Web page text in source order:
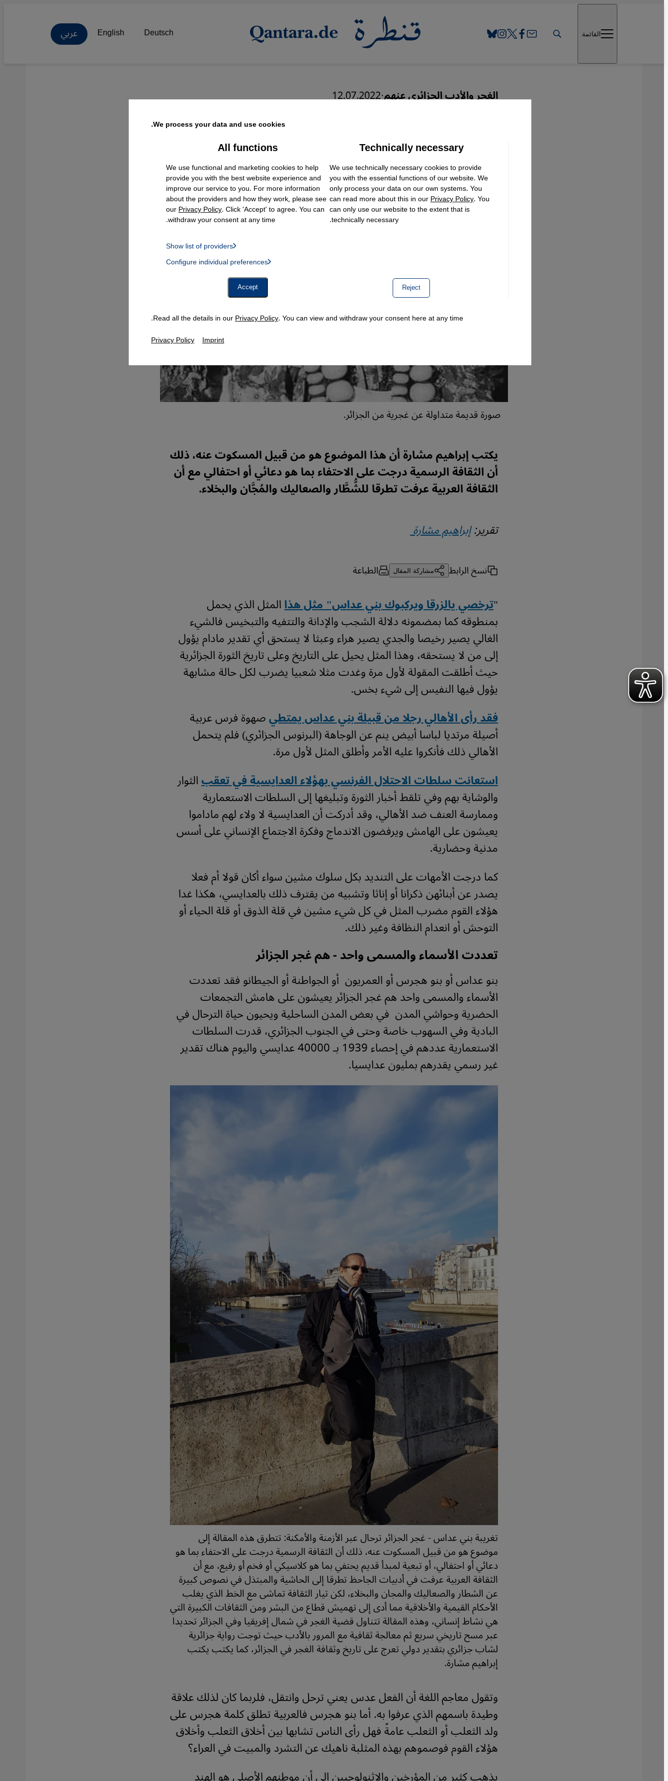
Direkt zum Inhalt springen
Deutsch
English عربي القائمة
الغجر والأدب الجزائري عنهم·
12.07.2022
ما قد لا نعرفه عن غجر الجزائر
عربي
صورة قديمة متداولة عن غجرية من الجزائر.
يكتب إبراهيم مشارة أن هذا الموضوع هو من قبيل المسكوت عنه، ذلك
أن الثقافة الرسمية درجت على الاحتفاء بما هو دعائي أو احتفالي مع أن
الثقافة العربية عرفت تطرقا للشُّطَّار والصعاليك والمُجَّان والبخلاء.
تقرير:إبراهيم مشارة
نسخ الرابط مشاركة المقال الطباعة
"ترخصي يالزرقا ويركبوك بني عداس" مثل هذاالمثل الذي يحمل
بمنطوقه كما بمضمونه دلالة الشجب والإدانة والتتفيه والتبخيس فالشيء
الغالي يصير رخيصا والجدي يصير هراء وعبثا لا يستحق أي تقدير مادام يؤول
إلى من لا يستحقه، وهذا المثل يحيل على التاريخ وعلى تاريخ الثورة الجزائرية
حيث أطلقت المقولة لأول مرة وغدت مثلا شعبيا يضرب لكل حالة مشابهة
يؤول فيها النفيس إلى شيء بخس.
فقد رأى الأهالي رجلا من قبيلة بني عداس يمتطيصهوة فرس عربية
أصيلة مرتديا لباسا أبيض ينم عن الوجاهة (البرنوس الجزائري) فلم يتحمل
الأهالي ذلك فأنكروا عليه الأمر وأطلق المثل لأول مرة.
استعانت سلطات الاحتلال الفرنسي بهؤلاء العدايسية في تعقبالثوار
والوشاية بهم وفي تلقط أخبار الثورة وتبليغها إلى السلطات الاستعمارية
وممارسة العنف ضد الأهالي، وقد أدركت أن العدايسية لا ولاء لهم ماداموا
يعيشون على الهامش ويرفضون الاندماج وفكرة الاجتماع الإنساني على أسس
مدنية وحضارية.
كما درجت الأمهات على التنديد بكل سلوك مشين سواء أكان قولا أم فعلا
يصدر عن أبنائهن ذكرانا أو إناثا وتشبيه من يقترف ذلك بالعدايسي، هكذا غدا
هؤلاء القوم مضرب المثل في كل شيء مشين في قلة الذوق أو قلة الحياء أو
التوحش أو انعدام النظافة وغير ذلك.
تعددت الأسماء والمسمى واحد - هم غجر الجزائر
بنو عداس أو بنو هجرس أو العمريون أو الجواطنة أو الجيطانو فقد تعددت
الأسماء والمسمى واحد هم غجر الجزائر يعيشون على هامش التجمعات
الحضرية وحواشي المدن في بعض المدن الساحلية ويحيون حياة الترحال في
البادية وفي السهوب خاصة وحتى في الجنوب الجزائري، قدرت السلطات
الاستعمارية عددهم في إحصاء 1939 بـ 40000 عدايسي واليوم هناك تقدير
غير رسمي يقدرهم بمليون عدايسيا.
تغريبة بني عداس - غجر الجزائر ترحال عبر الأزمنة والأمكنة: تتطرق هذه المقالة إلى
موضوع هو من قبيل المسكوت عنه، ذلك أن الثقافة الرسمية درجت على الاحتفاء بما هو
دعائي أو احتفالي، أو تبعية لمبدأ قديم يحتفي بما هو كلاسيكي أو فخم أو رفيع، مع أن
الثقافة العربية عرفت في أدبيات الجاحظ تطرقا إلى الحاشية والمبتذل في نصوص كبيرة
عن الشطار والصعاليك والمجان والبخلاء، لكن تيار الثقافة تماشى مع الخط الذي يغلب
الأحكام القيمية والأخلاقية مما أدى إلى تهميش قطاع من البشر ومن الثقافات الكبيرة التي
هي نشاط إنساني، وهذه المقالة تتناول قضية الغجر في شمال إفريقيا وفي الجزائر تحديدا
عبر مسح تاريخي سريع ثم معالجة ثقافية مع المرور بالأدب حيث توجت رواية جزائرية
لشاب جزائري بتقدير دولي تعرج على تاريخ وثقافة الغجر في الجزائر، كما يكتب يكتب
إبراهيم مشارة.
وتقول معاجم اللغة أن الفعل عدس يعني ترحل وانتقل، فلربما كان لذلك علاقة
وطيدة باسمهم الذي عرفوا به. أما بنو هجرس فالعربية تطلق كلمة هجرس على
ولد الثعلب أو الثعلب عامةً فهل رأى الناس تشابها بين أخلاق الثعلب وأخلاق
هؤلاء القوم فوصموهم بهذه المثلبة ناهيك عن التشرد والمبيت في العراء؟
We process your data and use cookies.
Technically necessary
We use technically necessary cookies to provide
you with the essential functions of our website. We
only process your data on our own systems. You
can read more about this in ourPrivacy Policy. You
can only use our website to the extent that is
technically necessary.
Reject
All functions
We use functional and marketing cookies to help
provide you with the best website experience and
improve our service to you. For more information
about the providers and how they work, please see
ourPrivacy Policy. Click 'Accept' to agree. You can
withdraw your consent at any time.
Show list of providers
Google Maps Embed, Google Tag Manager, Instagram Embed, Twitter Embed, Youtube Embed
Facebook Embed / Facebook Connect
Twitter Embed
Instagram Embed
Youtube Embed
Google Maps Embed
Configure individual preferences
Accept
Read all the details in ourPrivacy Policy. You can view and withdraw your consent here at any time.
Privacy Policy Imprint